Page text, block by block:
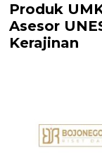
Produk
Asesor
Kerajinan